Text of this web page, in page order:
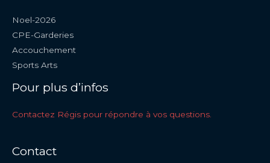
Noel-2026
CPE-Garderies
Accouchement
Sports Arts
Pour plus d’infos
Contactez Régis pour répondre à vos questions.
Contact